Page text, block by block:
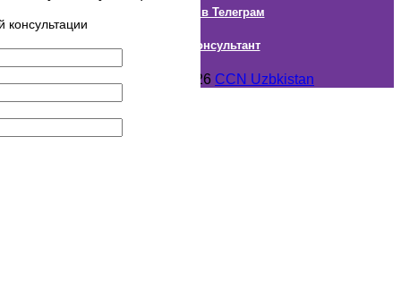
Наш канал в Телеграм
Онлайн Консультант
Авторское право © 2018- 2026 CCN Uzbkistan
консультации